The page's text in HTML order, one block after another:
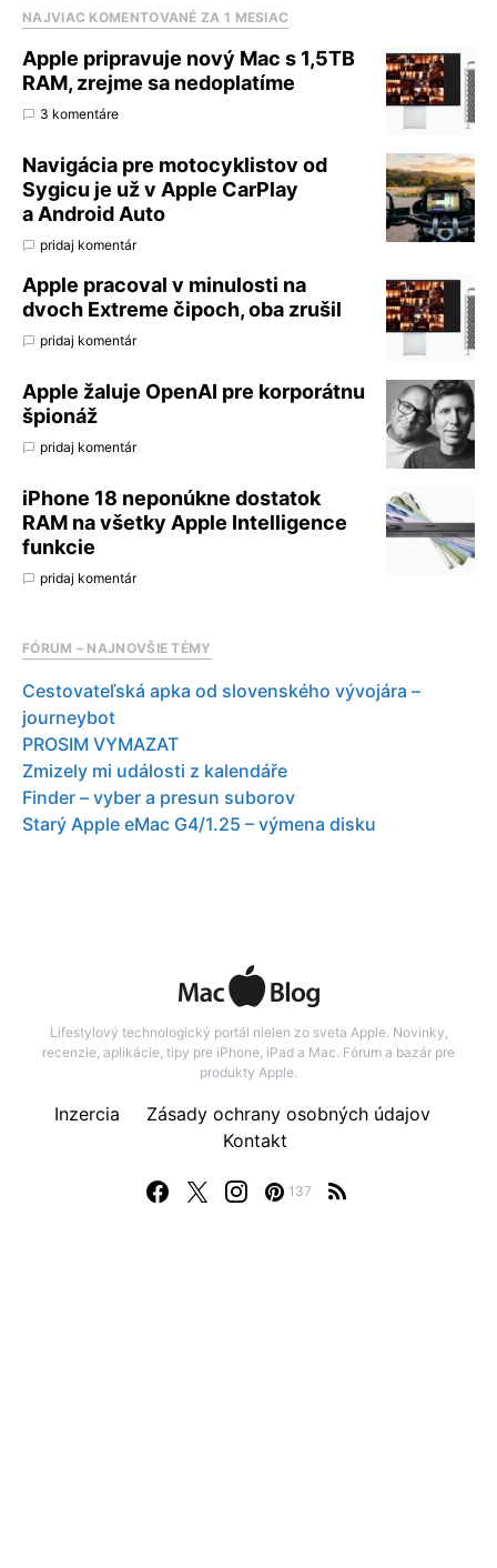
NAJVIAC KOMENTOVANÉ ZA 1 MESIAC
Apple pripravuje nový Mac s 1,5TB
RAM, zrejme sa nedoplatíme
3 komentáre
Navigácia pre motocyklistov od
Sygicu je už v Apple CarPlay
a Android Auto
pridaj komentár
Apple pracoval v minulosti na
dvoch Extreme čipoch, oba zrušil
pridaj komentár
Apple žaluje OpenAI pre korporátnu
špionáž
pridaj komentár
iPhone 18 neponúkne dostatok
RAM na všetky Apple Intelligence
funkcie
pridaj komentár
FÓRUM – NAJNOVŠIE TÉMY
Cestovateľská apka od slovenského vývojára –
journeybot
PROSIM VYMAZAT
Zmizely mi události z kalendáře
Finder – vyber a presun suborov
Starý Apple eMac G4/1.25 – výmena disku
Lifestylový technologický portál nielen zo sveta Apple. Novinky,
recenzie, aplikácie, tipy pre iPhone, iPad a Mac. Fórum a bazár pre
produkty Apple.
137
Inzercia
Zásady ochrany osobných údajov
Kontakt